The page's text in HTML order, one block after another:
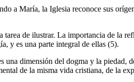
a María, la Iglesia reconoce sus
de ilustrar. La importancia de la
y es una parte integral de ellas (5).
dimensión del dogma y la piedad,
de la misma vida cristiana, de la